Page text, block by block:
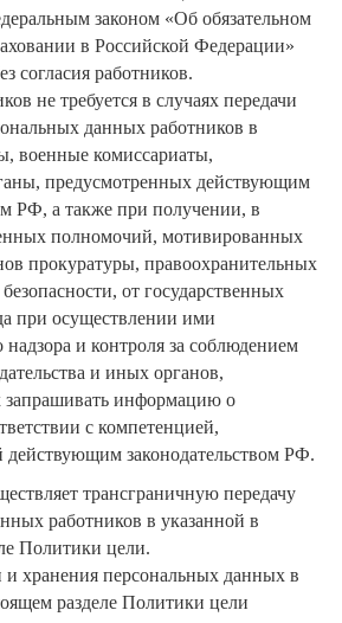
законом «Об обязательном
в Российской Федерации»
согласия работников.
не требуется в случаях передачи
данных работников в
военные комиссариаты,
предусмотренных действующим
РФ, а также при получении, в
полномочий, мотивированных
прокуратуры, правоохранительных
от государственных
при осуществлении ими
надзора и контроля за соблюдением
и иных органов,
информацию о
с компетенцией,
действующим законодательством РФ.
трансграничную передачу
работников в указанной в
Политики цели.
и хранения персональных данных в
разделе Политики цели